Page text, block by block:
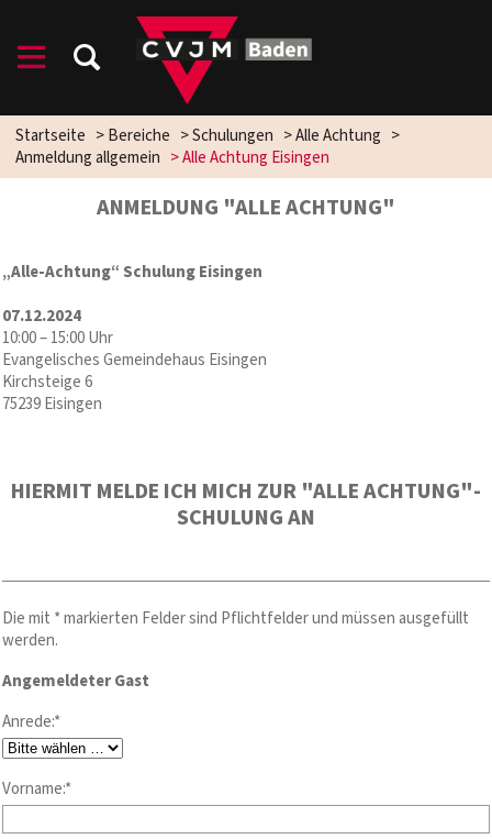
Startseite >Bereiche >Schulungen >Alle Achtung >
Anmeldung allgemein >Alle Achtung Eisingen
ANMELDUNG "ALLE ACHTUNG"
„Alle-Achtung“ Schulung Eisingen
07.12.2024
10:00 – 15:00 Uhr
Evangelisches Gemeindehaus Eisingen
Kirchsteige 6
75239 Eisingen
HIERMIT MELDE ICH MICH ZUR "ALLE ACHTUNG"-
SCHULUNG AN
Die mit * markierten Felder sind Pflichtfelder und müssen ausgefüllt
werden.
Angemeldeter Gast
Anrede:*
Vorname:*